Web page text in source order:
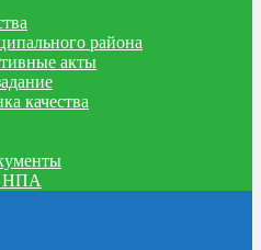
района
акты
качества
НПА